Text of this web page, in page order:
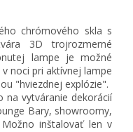
chrómového skla s
3D trojrozmerné
lampe je možné
noci pri aktívnej lampe
"hviezdnej explózie".
na vytváranie dekorácií
Bary, showroomy,
inštalovať len v